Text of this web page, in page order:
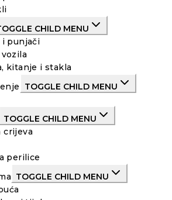
CHILD MENU
punjači
kitanje i stakla
TOGGLE CHILD MENU
TOGGLE CHILD MENU
crijeva
perilice
TOGGLE CHILD MENU